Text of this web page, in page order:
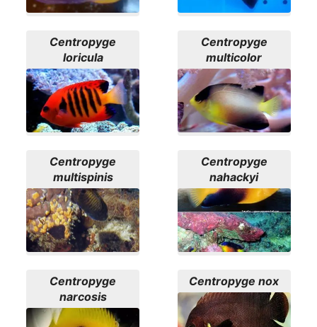
Centropyge
loricula
Centropyge
multicolor
Centropyge
multispinis
Centropyge
nahackyi
Centropyge
narcosis
Centropyge nox